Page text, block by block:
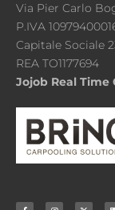
Via Pier Carlo
P.IVA
Capitale Sociale
REA TO1177694
Jojob Real